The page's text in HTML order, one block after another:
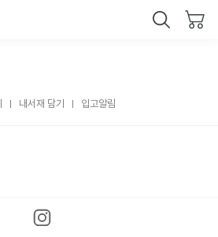
내서재 담기 입고알림